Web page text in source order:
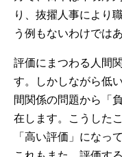
り、抜擢人事により
う例もないわけでは
評価にまつわる人間
す。しかしながら低
間関係の問題から「
在します。こうした
「高い評価」になっ